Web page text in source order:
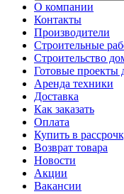
О компании
Контакты
Производители
Строительные
Строительство
Готовые проекты
Аренда техники
Доставка
Как заказать
Оплата
Купить в
Возврат товара
Новости
Акции
Вакансии